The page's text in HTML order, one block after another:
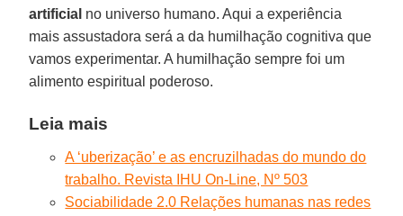
artificial no universo humano. Aqui a experiência
mais assustadora será a da humilhação cognitiva que
vamos experimentar. A humilhação sempre foi um
alimento espiritual poderoso.
Leia mais
A ‘uberização’ e as encruzilhadas do mundo do
trabalho. Revista IHU On-Line, Nº 503
Sociabilidade 2.0 Relações humanas nas redes